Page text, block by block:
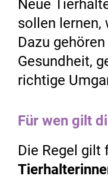
Neue
sollen lernen,
Dazu
Gesundheit,
richtige
Für wen gilt
Die Regel gilt